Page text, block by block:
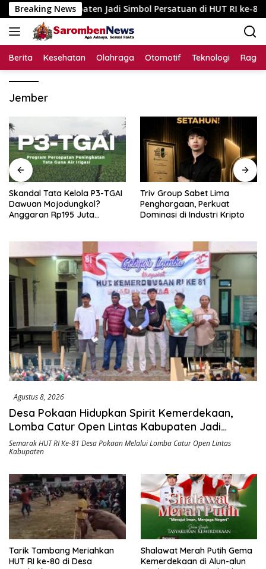
Langsung
ke
konten
Breaking News
Kabupaten Jadi Simbol Persatuan di HUT RI ke-81
Berita Kesehatan Olahraga Otomotif Teknologi
Jember
Skandal Tata Kelola P3-TGAI
Dawuan Mojodungkol?
Anggaran Rp195 Juta
Triv Group Sabet Lima
Penghargaan, Perkuat
Dominasi di Industri Kripto
Agustus 8, 2026
Desa Pokaan Hidupkan Spirit Kemerdekaan,
Lomba Catur Open Lintas Kabupaten Jadi
Simbol Persatuan di HUT RI ke-81
Semarak HUT RI Ke-81 Desa Pokaan Melalui Lomba Catur Open Lintas
Kabupaten
Tarik Tambang Meriahkan
HUT RI ke-80 di Desa
Shalawat Merah Putih Gema
Kemerdekaan di Alun-alun